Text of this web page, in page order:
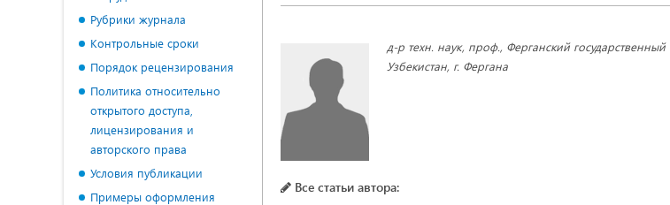
д-р техн. наук, проф., Ферганский государственный
Узбекистан, г. Фергана
Все статьи автора:
Рубрики журнала
Контрольные сроки
Порядок рецензирования
Политика относительно
открытого доступа,
лицензирования и
авторского права
Условия публикации
Примеры оформления